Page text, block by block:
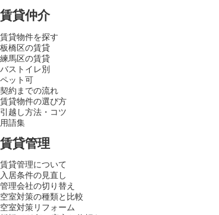
賃貸仲介
賃貸物件を探す
板橋区の賃貸
練馬区の賃貸
バストイレ別
ペット可
契約までの流れ
賃貸物件の選び方
引越し方法・コツ
用語集
賃貸管理
賃貸管理について
入居条件の見直し
管理会社の切り替え
空室対策の種類と比較
空室対策リフォーム